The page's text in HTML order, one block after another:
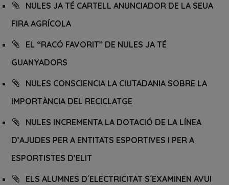
NULES JA TÉ CARTELL ANUNCIADOR DE LA SEUA
FIRA AGRÍCOLA
EL “RACÓ FAVORIT” DE NULES JA TÉ
GUANYADORS
NULES CONSCIENCIA LA CIUTADANIA SOBRE LA
IMPORTÀNCIA DEL RECICLATGE
NULES INCREMENTA LA DOTACIÓ DE LA LÍNEA
D’AJUDES PER A ENTITATS ESPORTIVES I PER A
ESPORTISTES D’ELIT
ELS ALUMNES D´ELECTRICITAT S´EXAMINEN AVUI